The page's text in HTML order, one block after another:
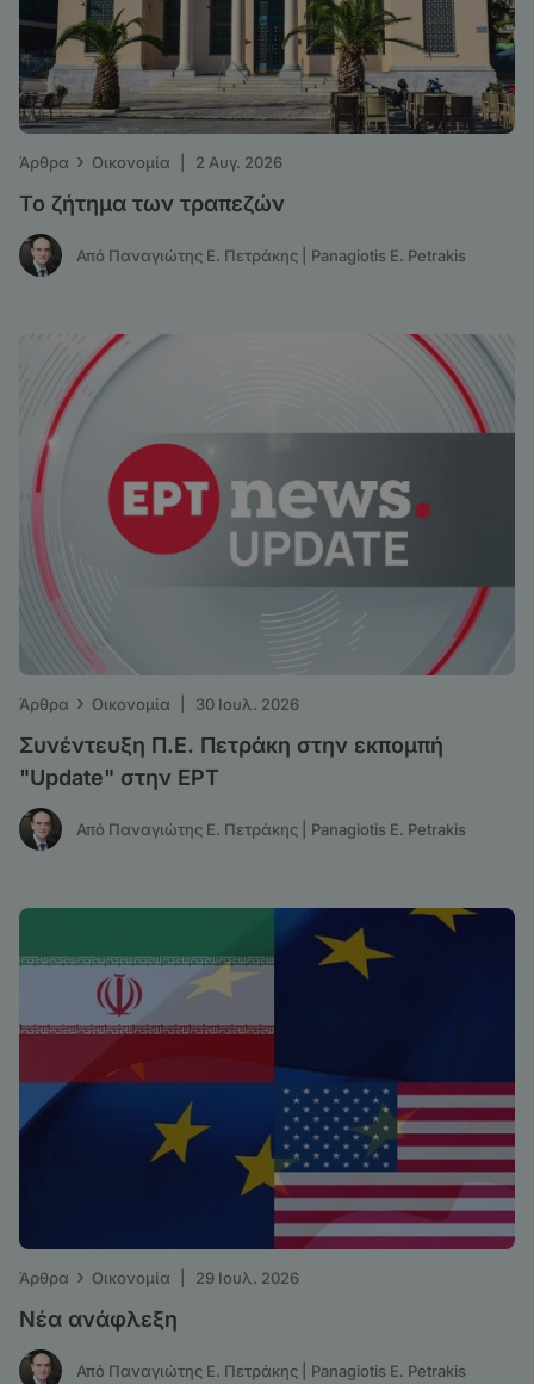
Άρθρα › Οικονομία 2 Αυγ. 2026
Το ζήτημα των τραπεζών
Από Παναγιώτης Ε. Πετράκης | Panagiotis E. Petrakis
Άρθρα › Οικονομία 30 Ιουλ. 2026
Συνέντευξη Π.Ε. Πετράκη στην εκπομπή
"Update" στην ΕΡΤ
Από Παναγιώτης Ε. Πετράκης | Panagiotis E. Petrakis
Άρθρα › Οικονομία 29 Ιουλ. 2026
Νέα ανάφλεξη
Από Παναγιώτης Ε. Πετράκης | Panagiotis E. Petrakis